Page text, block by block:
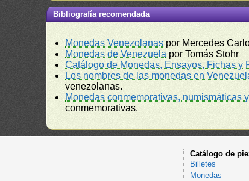
Bibliografía recomendada
Monedas Venezolanas por Mercedes
Monedas de Venezuela por Tomás Stohr
Catálogo de Monedas, Ensayos, Fichas y
Los nombres de las monedas en
venezolanas.
Monedas conmemorativas, numismáticas
conmemorativas.
Catálogo de
Billetes
Monedas